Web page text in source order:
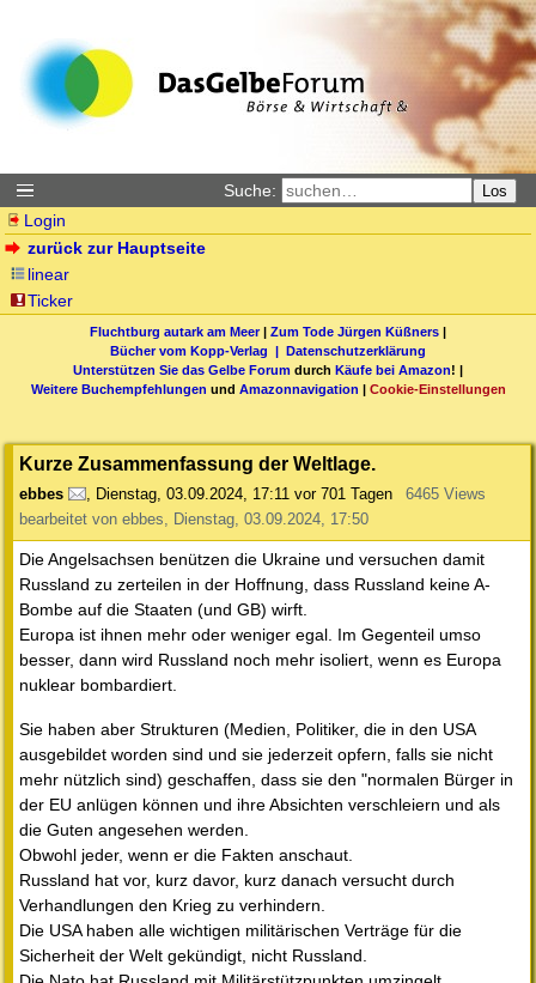
Suche: Los
Login
zurück zur Hauptseite
linear
Ticker
Fluchtburg autark am Meer| Zum Tode Jürgen Küßners |
Bücher vom Kopp-Verlag | Datenschutzerklärung
Unterstützen Sie das Gelbe Forum durch Käufe bei Amazon! |
Weitere Buchempfehlungen und Amazonnavigation | Cookie-Einstellungen
Kurze Zusammenfassung der Weltlage.
ebbes , Dienstag, 03.09.2024, 17:11 vor 701 Tagen
6465 Views
bearbeitet von ebbes, Dienstag, 03.09.2024, 17:50
Die Angelsachsen benützen die Ukraine und versuchen damit
Russland zu zerteilen in der Hoffnung, dass Russland keine A-
Bombe auf die Staaten (und GB) wirft.
Europa ist ihnen mehr oder weniger egal. Im Gegenteil umso
besser, dann wird Russland noch mehr isoliert, wenn es Europa
nuklear bombardiert.
Sie haben aber Strukturen (Medien, Politiker, die in den USA
ausgebildet worden sind und sie jederzeit opfern, falls sie nicht
mehr nützlich sind) geschaffen, dass sie den "normalen Bürger in
der EU anlügen können und ihre Absichten verschleiern und als
die Guten angesehen werden.
Obwohl jeder, wenn er die Fakten anschaut.
Russland hat vor, kurz davor, kurz danach versucht durch
Verhandlungen den Krieg zu verhindern.
Die USA haben alle wichtigen militärischen Verträge für die
Sicherheit der Welt gekündigt, nicht Russland.